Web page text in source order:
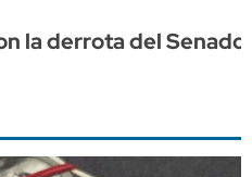
la derrota del